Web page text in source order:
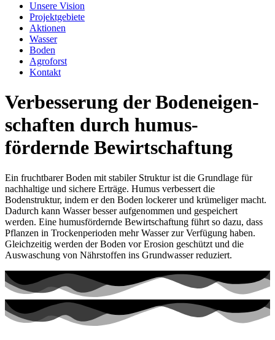
Unsere Vision
Projektgebiete
Aktionen
Wasser
Boden
Agroforst
Kontakt
Verbesserung der Boden­eigen­
schaften durch humus­
fördernde Bewirt­schaftung
Ein fruchtbarer Boden mit stabiler Struktur ist die Grundlage für
nachhaltige und sichere Erträge. Humus verbessert die
Bodenstruktur, indem er den Boden lockerer und krümeliger macht.
Dadurch kann Wasser besser aufgenommen und gespeichert
werden. Eine humusfördernde Bewirtschaftung führt so dazu, dass
Pflanzen in Trockenperioden mehr Wasser zur Verfügung haben.
Gleichzeitig werden der Boden vor Erosion geschützt und die
Auswaschung von Nährstoffen ins Grundwasser reduziert.